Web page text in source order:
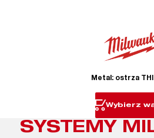
Metal: ostrza
Wybierz
SYSTEMY